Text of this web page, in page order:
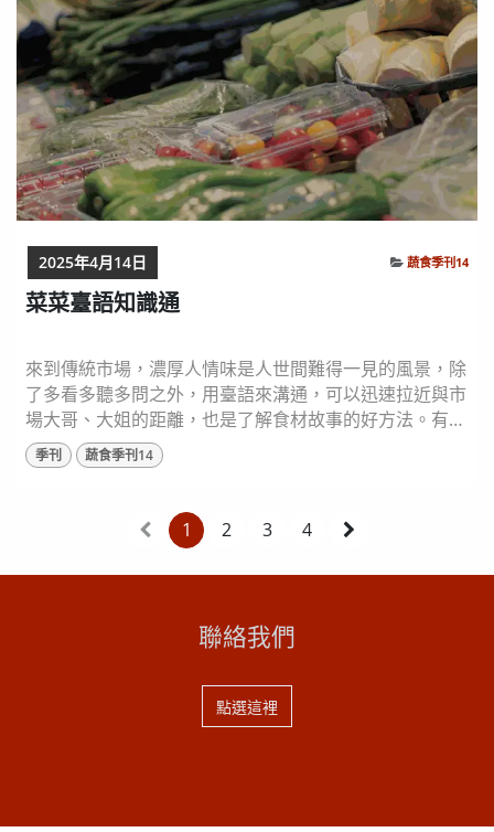
菜菜臺語知識通
來到傳統市場，濃厚人情味是人世間難得一見的風景，除
了多看多聽多問之外，用臺語來溝通，可以迅速拉近與市
場大哥、大姐的距離，也是了解食材故事的好方法。有些
蔬果照著字面可略知一二其發音，但有些蔬果的名稱，真
是八竿子還打不著，讓人徒生問號；其實，許多食材背後
中樂趣所在，更會在料理時，增添了一份親切感。 龍鬚
菜（香瓜仔鬚 hiunn-kue-á-tshiu）...
季刊 蔬食季刊14
2025年4月14日 蔬食季刊14
1 2 3 4
聯絡我們
點選這裡